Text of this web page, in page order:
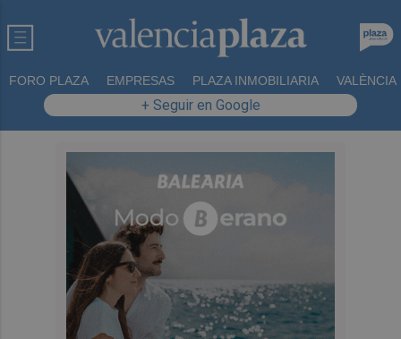
FORO PLAZA EMPRESAS PLAZA INMOBILIARIA VALÈNCIA
+ Seguir en Google